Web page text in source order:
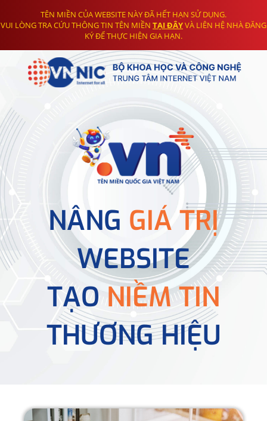
TÊN MIỀN CỦA WEBSITE NÀY ĐÃ HẾT HẠN SỬ DỤNG.
VUI LÒNG TRA CỨU THÔNG TIN TÊN MIỀN TẠI ĐÂYVÀ LIÊN HỆ NHÀ ĐĂNG
KÝ ĐỂ THỰC HIỆN GIA HẠN.
NÂNG GIÁ TRỊ
WEBSITE
TẠONIỀM TIN
THƯƠNG HIỆU